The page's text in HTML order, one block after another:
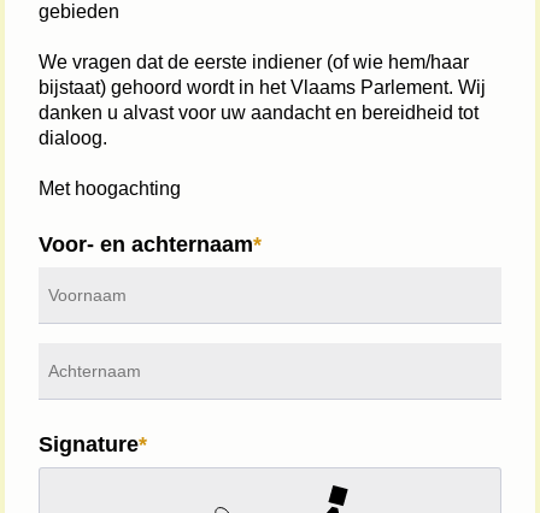
gebieden
We vragen dat de eerste indiener (of wie hem/haar
bijstaat) gehoord wordt in het Vlaams Parlement. Wij
danken u alvast voor uw aandacht en bereidheid tot
dialoog.
Met hoogachting
Voor- en achternaam
Signature